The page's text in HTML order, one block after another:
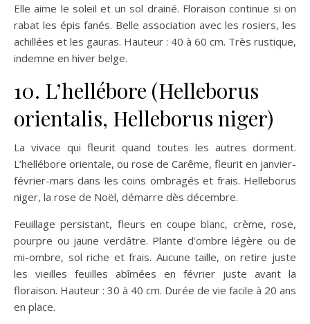
Elle aime le soleil et un sol drainé. Floraison continue si on
rabat les épis fanés. Belle association avec les rosiers, les
achillées et les gauras. Hauteur : 40 à 60 cm. Très rustique,
indemne en hiver belge.
10. L’hellébore (Helleborus
orientalis, Helleborus niger)
La vivace qui fleurit quand toutes les autres dorment.
L’hellébore orientale, ou rose de Carême, fleurit en janvier-
février-mars dans les coins ombragés et frais. Helleborus
niger, la rose de Noël, démarre dès décembre.
Feuillage persistant, fleurs en coupe blanc, crème, rose,
pourpre ou jaune verdâtre. Plante d’ombre légère ou de
mi-ombre, sol riche et frais. Aucune taille, on retire juste
les vieilles feuilles abîmées en février juste avant la
floraison. Hauteur : 30 à 40 cm. Durée de vie facile à 20 ans
en place.